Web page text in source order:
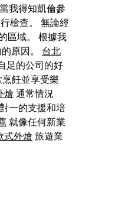
我得知凱倫參
檢查。 無論經
區域。 根據我
原因。 台北
足的公司的好
飪並享受樂
燴 通常情況
一的支援和培
就像任何新業
式外燴 旅遊業